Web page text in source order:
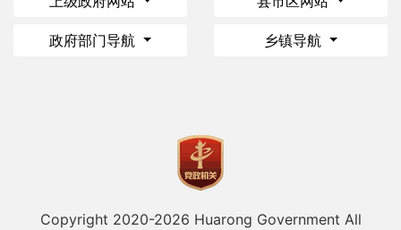
政府部门导航 乡镇导航
Copyright 2020-2026 Huarong Government All